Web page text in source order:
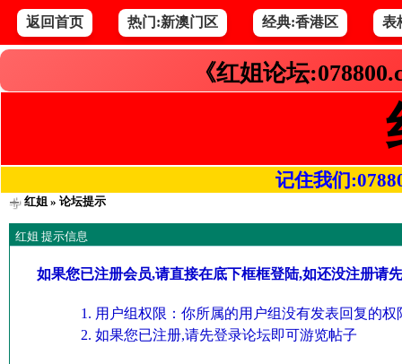
返回首页 热门:新澳门区 经典:香港区 表
《红姐论坛
记住我们
红姐» 论坛提示
红姐 提示信息
如果您已注册会员,请直接在底下框框登陆,如还没注册请
用户组权限：你所属的用户组没有发表回复的权
如果您已注册,请先登录论坛即可游览帖子